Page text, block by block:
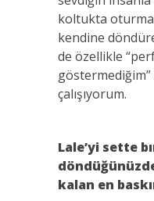
koltukta
kendine
de özellikle
çalışıyorum.
Lale’yi sette
kalan en